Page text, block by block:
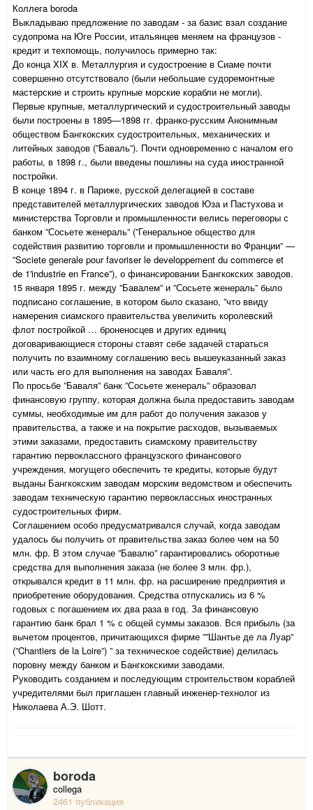
Коллегa boroda
Выкладываю предложение по заводам - за базис взал создание
судопрома на Юге России, итальянцев меняем на французов -
кредит и техпомощь, получилось примерно так:
До конца XIX в. Металлургия и судостроение в Сиаме почти
совершенно отсутствовало (были небольшие судоремонтные
мастерские и строить крупные морские корабли не могли).
Первые крупные, металлургический и судостроительный заводы
были построены в 1895—1898 гг. франко-русским Анонимным
обществом Бангкокских судостроительных, механических и
литейных заводов (”Баваль”). Почти одновременно с началом его
работы, в 1898 г., были введены пошлины на суда иностранной
постройки.
В конце 1894 г. в Париже, русской делегацией в составе
представителей металлургических заводов Юза и Пастухова и
министерства Торговли и промышленности велись переговоры с
банком ”Сосьете женераль” (”Генеральное общество для
содействия развитию торговли и промышленности во Франции” —
”Societe generale pour favoriser le developpement du commerce et
de 1'industrie en France”), о финансировании Бангкокских заводов.
15 января 1895 г. между ”Бавалем” и ”Сосьете женераль” было
подписано соглашение, в котором было сказано, ”что ввиду
намерения сиамского правительства увеличить королевский
флот постройкой … броненосцев и других единиц
договаривающиеся стороны ставят себе задачей стараться
получить по взаимному соглашению весь вышеуказанный заказ
или часть его для выполнения на заводах Баваля”.
По просьбе ”Баваля” банк ”Сосьете женераль” образовал
финансовую группу, которая должна была предоставить заводам
суммы, необходимые им для работ до получения заказов у
правительства, а также и на покрытие расходов, вызываемых
этими заказами, предоставить сиамскому правительству
гарантию первоклассного французского финансового
учреждения, могущего обеспечить те кредиты, которые будут
выданы Бангкокским заводам морским ведомством и обеспечить
заводам техническую гарантию первоклассных иностранных
судостроительных фирм.
Соглашением особо предусматривался случай, когда заводам
удалось бы получить от правительства заказ более чем на 50
млн. фр. В этом случае ”Бавалю” гарантировались оборотные
средства для выполнения заказа (не более 3 млн. фр.),
открывался кредит в 11 млн. фр. на расширение предприятия и
приобретение оборудования. Средства отпускались из 6 %
годовых с погашением их два раза в год. За финансовую
гарантию банк брал 1 % с общей суммы заказов. Вся прибыль (за
вычетом процентов, причитающихся фирме ””Шантье де ла Луар”
(”Chantiers de la Loire”) ” за техническое содействие) делилась
поровну между банком и Бангкокскими заводами.
Руководить созданием и последующим строительством кораблей
учредителями был приглашен главный инженер-технолог из
Николаева А.Э. Шотт.
boroda
collega
2461 публикация